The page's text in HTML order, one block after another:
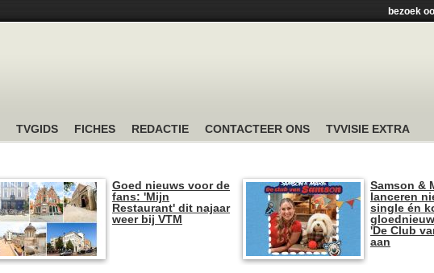
bezoek
TVGIDS FICHES REDACTIE CONTACTEER ONS TVVISIE EXTRA
Goed nieuws voor de
fans: 'Mijn
Restaurant' dit najaar
weer bij VTM
Samson &
lanceren
single én
'De Club
aan